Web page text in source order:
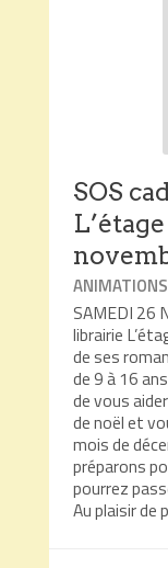
SOS
ANIMATIONS
SAMEDI 26
librairie
de ses
de 9 à 16
de vous
de noël et
mois de
préparons
pourrez
Au plaisir de